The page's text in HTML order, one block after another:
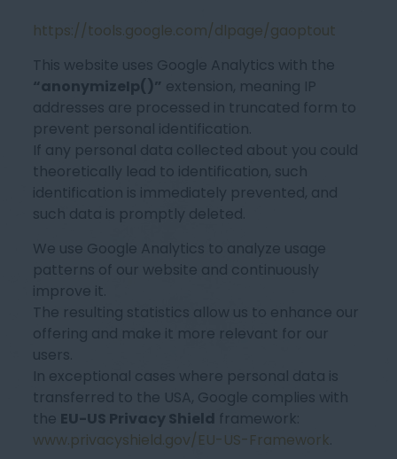
https://tools.google.com/dlpage/gaoptout
This website uses Google Analytics with the
“anonymizeIp()” extension, meaning IP
addresses are processed in truncated form to
prevent personal identification.
If any personal data collected about you could
theoretically lead to identification, such
identification is immediately prevented, and
such data is promptly deleted.
We use Google Analytics to analyze usage
patterns of our website and continuously
improve it.
The resulting statistics allow us to enhance our
offering and make it more relevant for our
users.
In exceptional cases where personal data is
transferred to the USA, Google complies with
the EU-US Privacy Shield framework:
www.privacyshield.gov/EU-US-Framework